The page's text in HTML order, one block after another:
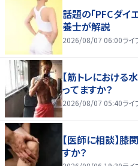
話題の「PFCダイ
養士が解説
2026/08/07 06:00ライ
【筋トレにおける
ってますか？
2026/08/07 05:40ライ
【医師に相談】膝
すか？